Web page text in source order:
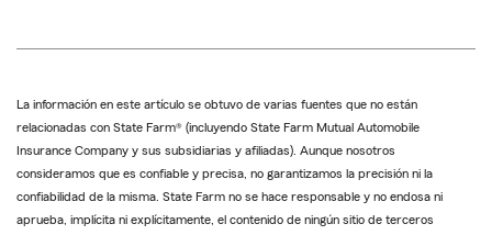
La información en este artículo se obtuvo de varias fuentes que no están
relacionadas con State Farm® (incluyendo State Farm Mutual Automobile
Insurance Company y sus subsidiarias y afiliadas). Aunque nosotros
consideramos que es confiable y precisa, no garantizamos la precisión ni la
confiabilidad de la misma. State Farm no se hace responsable y no endosa ni
aprueba, implícita ni explícitamente, el contenido de ningún sitio de terceros